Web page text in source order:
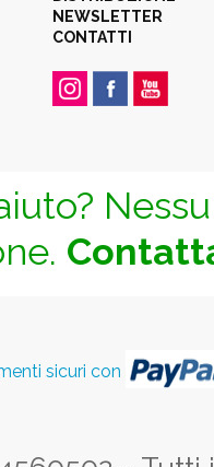
NEWSLETTER
CONTATTI
sicuri con